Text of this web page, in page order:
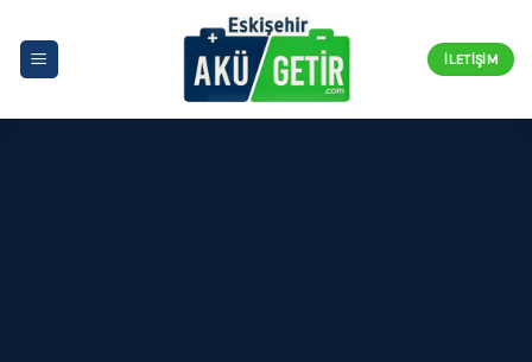
atla
İLETIŞIM